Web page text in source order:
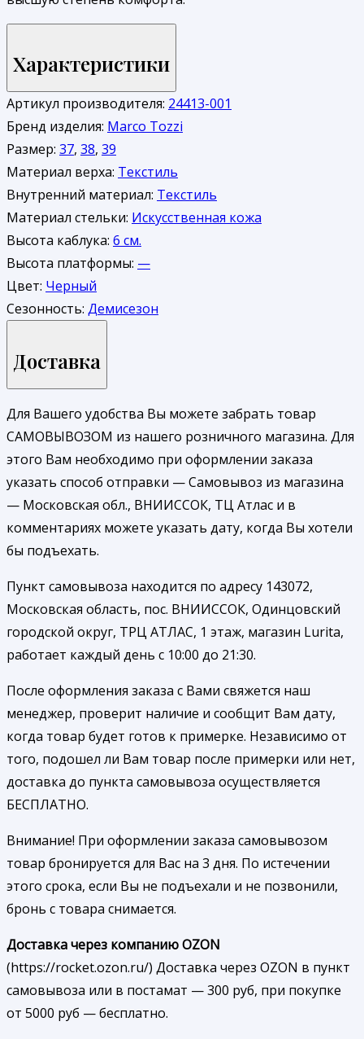
Характеристики
Артикул производителя: 24413-001
Бренд изделия: Marco Tozzi
Размер: 37, 38, 39
Материал верха: Текстиль
Внутренний материал: Текстиль
Материал стельки: Искусственная кожа
Высота каблука: 6 см.
Высота платформы: —
Цвет: Черный
Сезонность: Демисезон
Доставка
Для Вашего удобства Вы можете забрать товар
САМОВЫВОЗОМ из нашего розничного магазина. Для
этого Вам необходимо при оформлении заказа
указать способ отправки — Самовывоз из магазина
— Московская обл., ВНИИССОК, ТЦ Атлас и в
комментариях можете указать дату, когда Вы хотели
бы подъехать.
Пункт самовывоза находится по адресу 143072,
Московская область, пос. ВНИИССОК, Одинцовский
городской округ, ТРЦ АТЛАС, 1 этаж, магазин Lurita,
работает каждый день с 10:00 до 21:30.
После оформления заказа с Вами свяжется наш
менеджер, проверит наличие и сообщит Вам дату,
когда товар будет готов к примерке. Независимо от
того, подошел ли Вам товар после примерки или нет,
доставка до пункта самовывоза осуществляется
БЕСПЛАТНО.
Внимание! При оформлении заказа самовывозом
товар бронируется для Вас на 3 дня. По истечении
этого срока, если Вы не подъехали и не позвонили,
бронь с товара снимается.
Доставка через компанию OZON
(https://rocket.ozon.ru/) Доставка через OZON в пункт
самовывоза или в постамат — 300 руб, при покупке
от 5000 руб — бесплатно.